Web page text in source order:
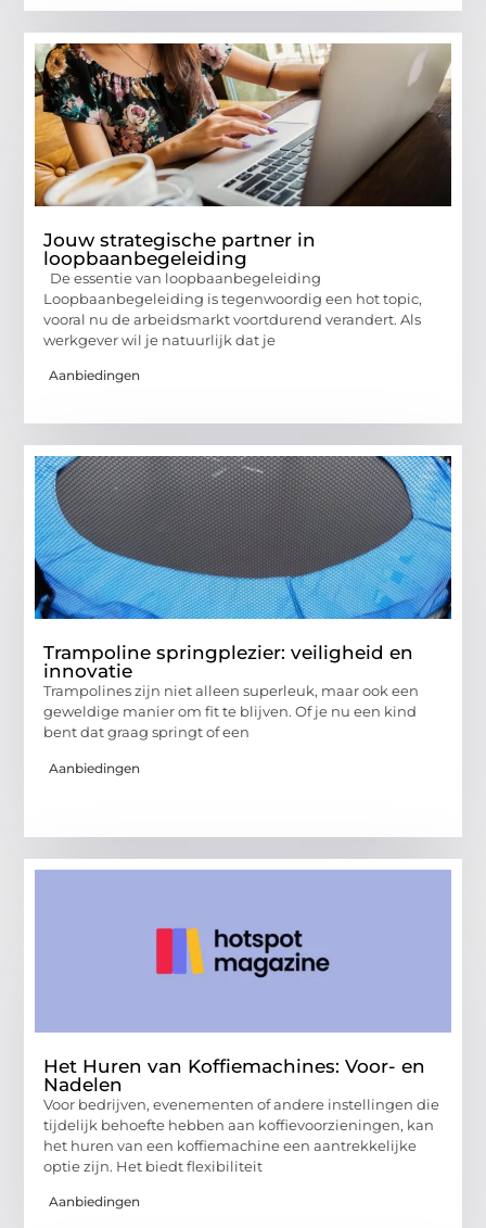
Jouw strategische partner in
loopbaanbegeleiding
De essentie van loopbaanbegeleiding
Loopbaanbegeleiding is tegenwoordig een hot topic,
vooral nu de arbeidsmarkt voortdurend verandert. Als
werkgever wil je natuurlijk dat je
Aanbiedingen
Trampoline springplezier: veiligheid en
innovatie
Trampolines zijn niet alleen superleuk, maar ook een
geweldige manier om fit te blijven. Of je nu een kind
bent dat graag springt of een
Aanbiedingen
Het Huren van Koffiemachines: Voor- en
Nadelen
Voor bedrijven, evenementen of andere instellingen die
tijdelijk behoefte hebben aan koffievoorzieningen, kan
het huren van een koffiemachine een aantrekkelijke
optie zijn. Het biedt flexibiliteit
Aanbiedingen